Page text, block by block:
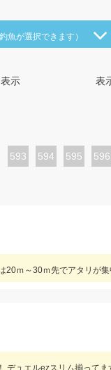
魚が選択できます）
示 表
ペ
593
ペ
594
ペ
595
ペ
596
ｍ～30ｍ先でアタリが集
ュエルezスリム揃ってま